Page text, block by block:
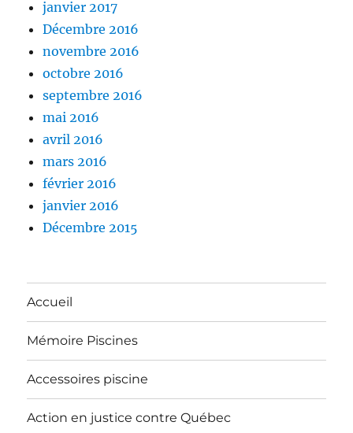
janvier 2017
Décembre 2016
novembre 2016
octobre 2016
septembre 2016
mai 2016
avril 2016
mars 2016
février 2016
janvier 2016
Décembre 2015
Accueil
Mémoire Piscines
Accessoires piscine
Action en justice contre Québec